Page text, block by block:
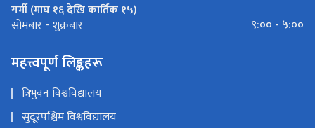
गर्मी (माघ १६ देखि कार्तिक १५)
सोमबार - शुक्रबार ९:०० - ५:००
महत्त्वपूर्ण लिङ्कहरू
त्रिभुवन विश्वविद्यालय
सुदूरपश्चिम विश्वविद्यालय